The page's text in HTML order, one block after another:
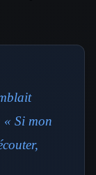
Si mon